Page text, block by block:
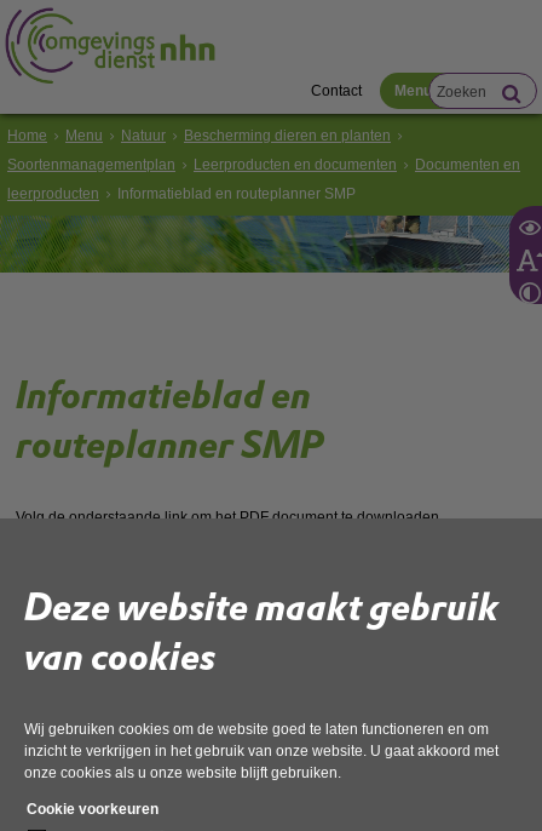
Deze website maakt gebruik
van cookies
Wij gebruiken cookies om de website goed te laten functioneren en om
inzicht te verkrijgen in het gebruik van onze website. U gaat akkoord met
onze cookies als u onze website blijft gebruiken.
Cookie voorkeuren
Contact Menu
Home Menu Natuur
Bescherming dieren en planten
Soortenmanagementplan
Leerproducten en documenten
Documenten en
leerproducten
Informatieblad en routeplanner SMP
Informatieblad en
routeplanner SMP
Volg de onderstaande link om hetPDFdocument te downloaden.
Deel deze pagina